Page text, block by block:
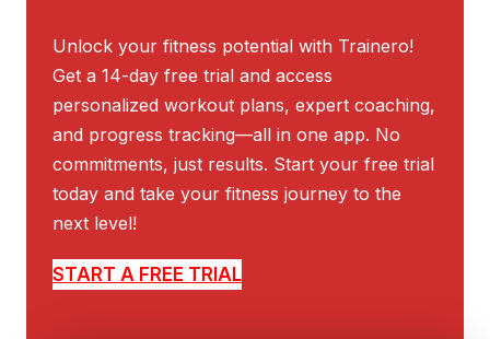
Unlock your fitness potential with Trainero!
Get a 14-day free trial and access
personalized workout plans, expert coaching,
and progress tracking—all in one app. No
commitments, just results. Start your free trial
today and take your fitness journey to the
next level!
START A FREE TRIAL